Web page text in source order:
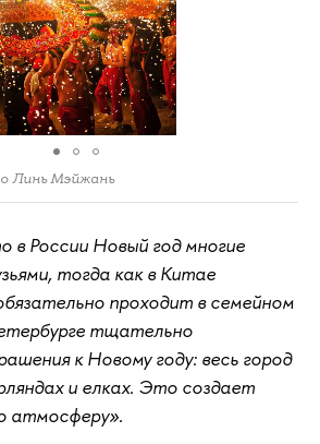
Линь Мэйжань
в России Новый год многие
тогда как в Китае
проходит в семейном
тщательно
к Новому году: весь город
и елках. Это создает
атмосферу».